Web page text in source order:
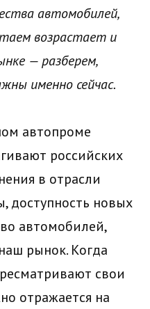
автомобилей,
возрастает и
— разберем,
именно сейчас.
автопроме
российских
в отрасли
доступность новых
автомобилей,
рынок. Когда
свои
отражается на